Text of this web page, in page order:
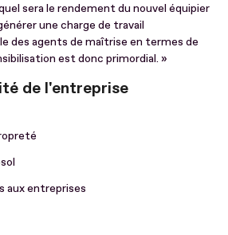
sera le rendement du nouvel équipier
une charge de travail
des agents de maîtrise en termes de
est donc primordial. »
de l'entreprise
aux entreprises